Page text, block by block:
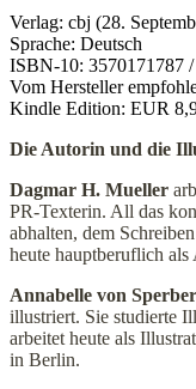
Verlag: cbj (28.
Sprache: Deutsch
ISBN-10: 3570171787
Vom Hersteller
Kindle Edition: EUR
Die Autorin und die
Dagmar H. Mueller
PR-Texterin. All das
abhalten, dem
heute hauptberuflich
Annabelle von Sperber
illustriert. Sie studierte
arbeitet heute als
in Berlin.